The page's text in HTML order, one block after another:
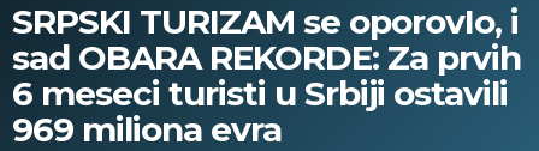
SRPSKI TURIZAM se oporovIo, i
sad OBARA REKORDE: Za prvih
6 meseci turisti u Srbiji ostavili
969 miliona evra